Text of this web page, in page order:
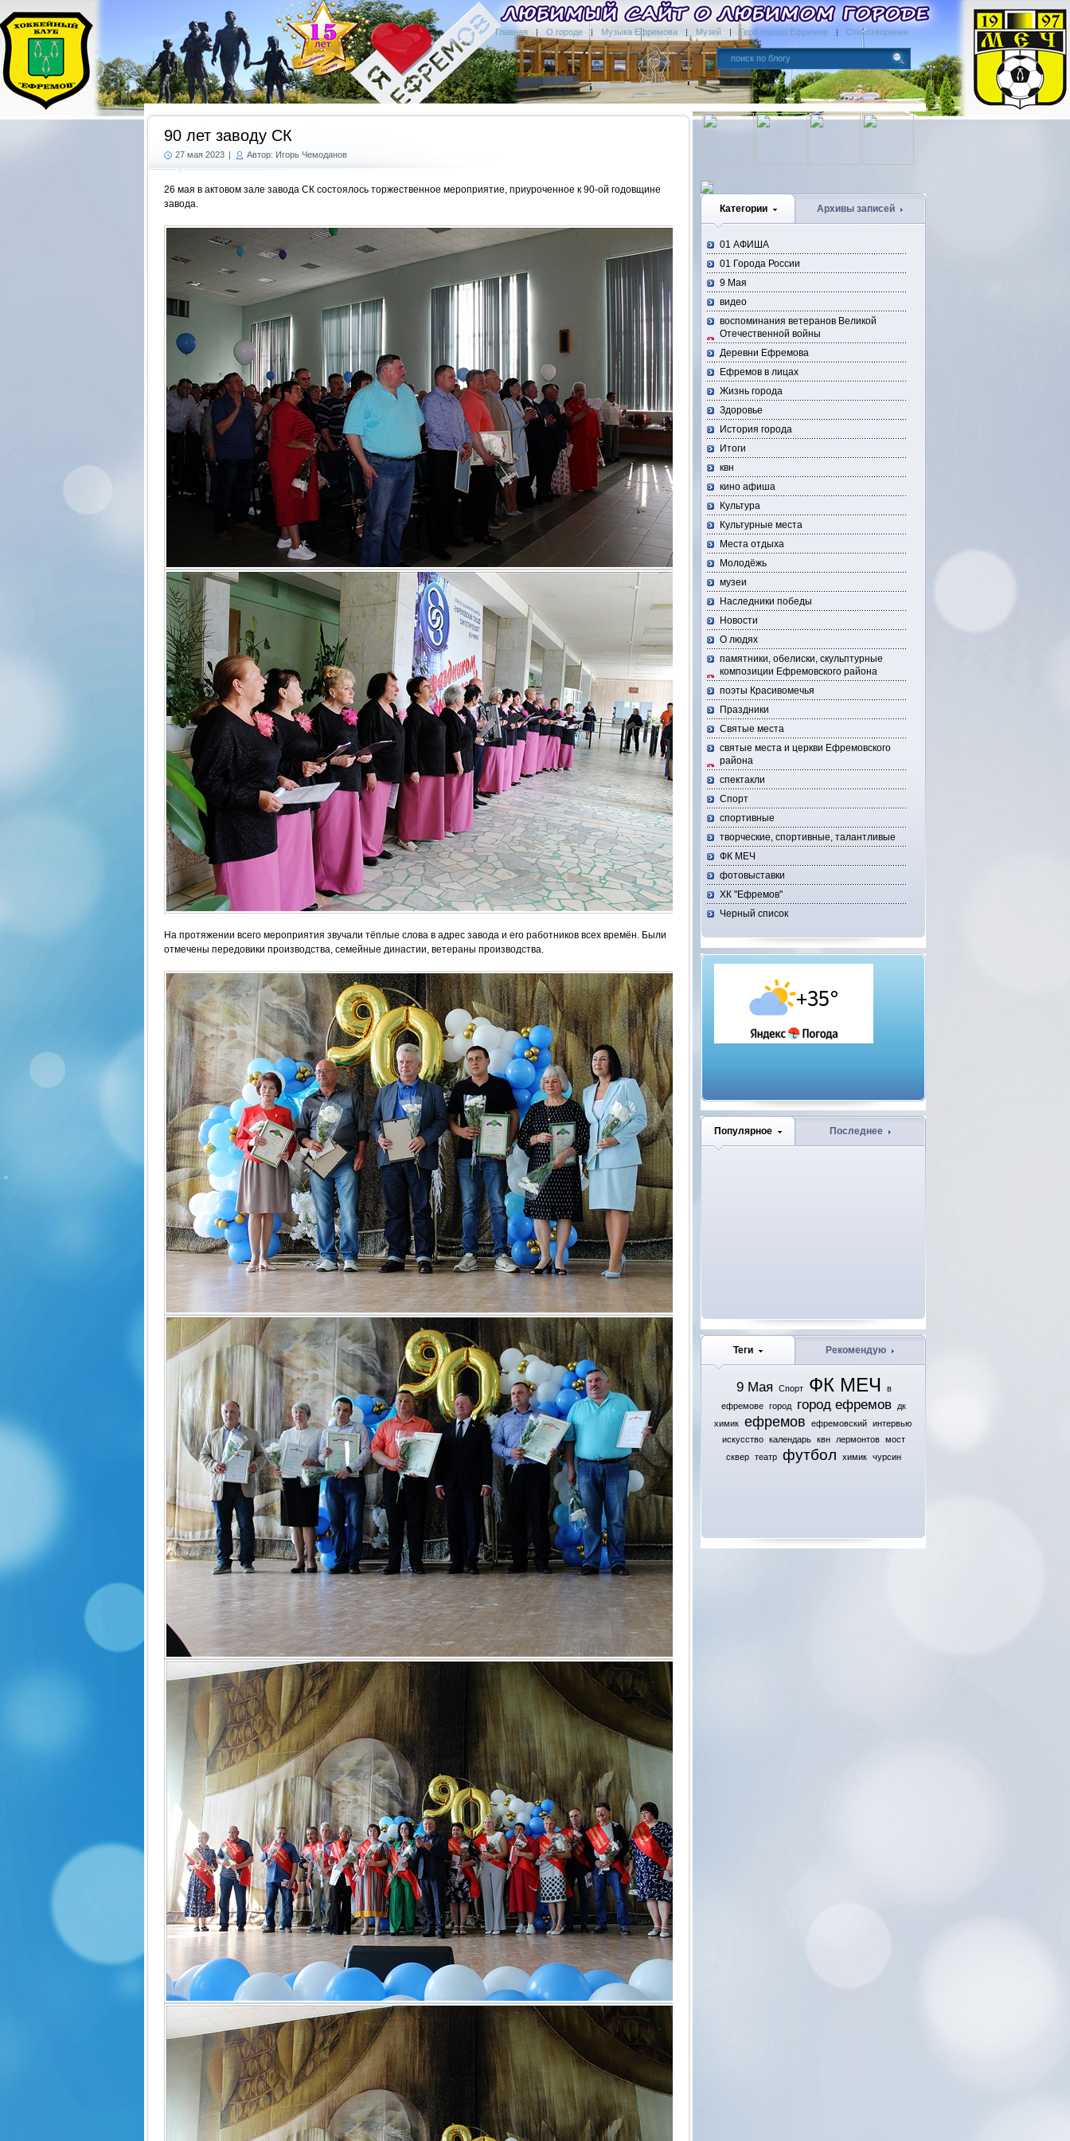
Главная О городе Музыка Ефремова Музей Герб города Ефремов Стихотворения
90 лет заводу СК
27 мая 2023 | Автор: Игорь Чемоданов
26 мая в актовом зале завода СК состоялось торжественное мероприятие, приуроченное к 90-ой годовщине
завода.
На протяжении всего мероприятия звучали тёплые слова в адрес завода и его работников всех времён. Были
отмечены передовики производства, семейные династии, ветераны производства.
Категории Архивы записей
01 АФИША
01 Города России
9 Мая
видео
воспоминания ветеранов Великой
Отечественной войны
Деревни Ефремова
Ефремов в лицах
Жизнь города
Здоровье
История города
Итоги
квн
кино афиша
Культура
Культурные места
Места отдыха
Молодёжь
музеи
Наследники победы
Новости
О людях
памятники, обелиски, скульптурные
композиции Ефремовского района
поэты Красивомечья
Праздники
Святые места
святые места и церкви Ефремовского
района
спектакли
Спорт
спортивные
творческие, спортивные, талантливые
ФК МЕЧ
фотовыставки
ХК "Ефремов"
Черный список
Популярное Последнее
Теги Рекомендую
9 Мая Спорт ФК МЕЧ
в
ефремове
город город ефремов
дк
химик
ефремов ефремовский
интервью
искусство
календарь квн лермонтов
мост
сквер
театр футбол химик чурсин